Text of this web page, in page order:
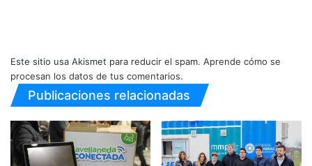
Este sitio usa Akismet para reducir el spam. Aprende cómo se
procesan los datos de tus comentarios.
Publicaciones relacionadas